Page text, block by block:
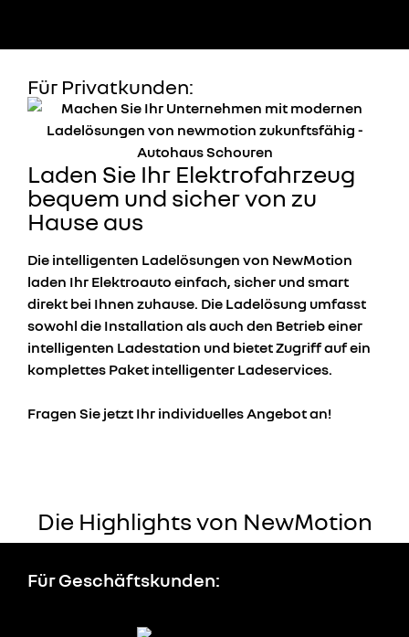
Für Privatkunden:
Laden Sie Ihr Elektrofahrzeug
bequem und sicher von zu
Hause aus
Die intelligenten Ladelösungen von NewMotion
laden Ihr Elektroauto einfach, sicher und smart
direkt bei Ihnen zuhause. Die Ladelösung umfasst
sowohl die Installation als auch den Betrieb einer
intelligenten Ladestation und bietet Zugriff auf ein
komplettes Paket intelligenter Ladeservices.
Fragen Sie jetzt Ihr individuelles Angebot an!
Die Highlights von NewMotion
Für Geschäftskunden: